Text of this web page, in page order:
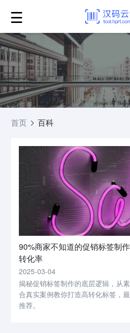
☰
首页 百科
90%商家不知道的促销标签制
转化率
2025-03-04
揭秘促销标签制作的底层逻辑，从
合真实案例教你打造高转化标签，
推荐。